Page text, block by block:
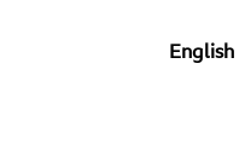
English